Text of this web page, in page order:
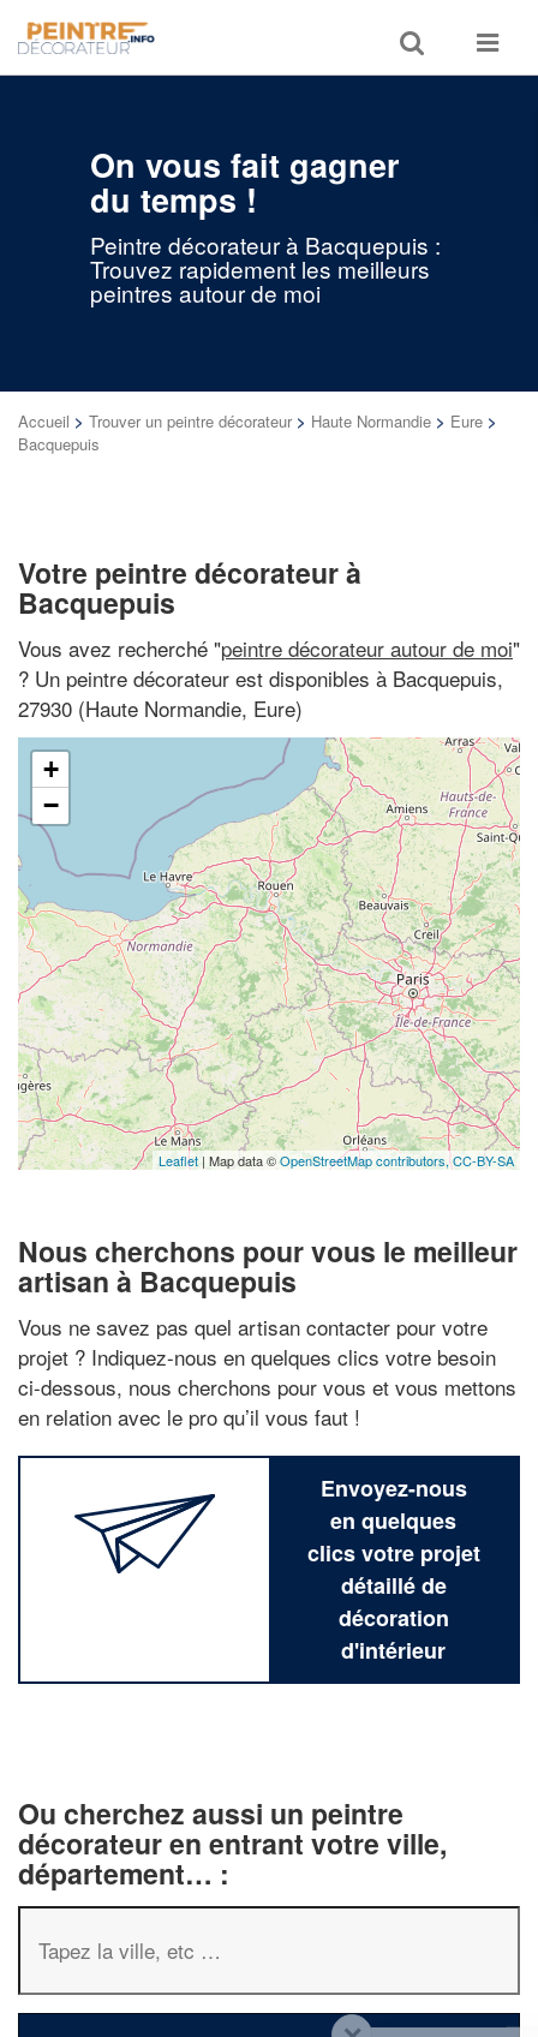
Toggle
search
Toggle
On vous fait gagner
du temps !
Peintre décorateur à Bacquepuis :
Trouvez rapidement les meilleurs
peintres autour de moi
Accueil > Trouver un peintre décorateur > Haute Normandie > Eure >
Bacquepuis
Votre peintre décorateur à
Bacquepuis
Vous avez recherché "peintre décorateur autour de moi"
? Un peintre décorateur est disponibles à Bacquepuis,
27930 (Haute Normandie, Eure)
+
−
Leaflet | Map data ©OpenStreetMap contributors,CC-BY-SA
Nous cherchons pour vous le meilleur
artisan à Bacquepuis
Vous ne savez pas quel artisan contacter pour votre
projet ? Indiquez-nous en quelques clics votre besoin
ci-dessous, nous cherchons pour vous et vous mettons
en relation avec le pro qu’il vous faut !
Envoyez-nous
en quelques
clics votre projet
détaillé de
décoration
d'intérieur
Ou cherchez aussi un peintre
décorateur en entrant votre ville,
département… :